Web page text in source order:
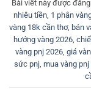
Bài viết này được
nhiêu tiền, 1 phân
vàng 18k cần thơ, bán
hướng vàng 2026
vàng pnj 2026, giá
sức pnj mua vàng